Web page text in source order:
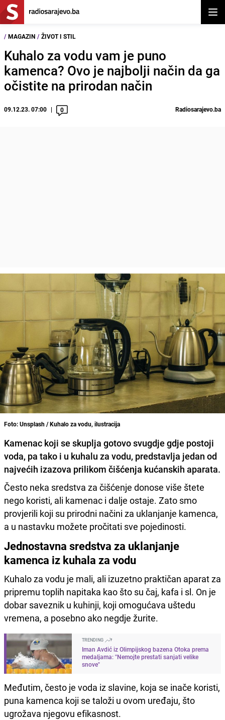
/ MAGAZIN / ŽIVOT I STIL
Kuhalo za vodu vam je puno
kamenca? Ovo je najbolji način da ga
očistite na prirodan način
09.12.23. 07:00 0 Radiosarajevo.ba
Foto: Unsplash / Kuhalo za vodu, ilustracija
Kamenac koji se skuplja gotovo svugdje gdje postoji
voda, pa tako i u kuhalu za vodu, predstavlja jedan od
najvećih izazova prilikom čišćenja kućanskih aparata.
Često neka sredstva za čišćenje donose više štete
nego koristi, ali kamenac i dalje ostaje. Zato smo
provjerili koji su prirodni načini za uklanjanje kamenca,
a u nastavku možete pročitati sve pojedinosti.
Jednostavna sredstva za uklanjanje
kamenca iz kuhala za vodu
Kuhalo za vodu je mali, ali izuzetno praktičan aparat za
pripremu toplih napitaka kao što su čaj, kafa i sl. On je
dobar saveznik u kuhinji, koji omogućava uštedu
vremena, a posebno ako negdje žurite.
TRENDING
Iman Avdić iz Olimpijskog bazena Otoka prema
medaljama: "Nemojte prestati sanjati velike
snove"
Međutim, često je voda iz slavine, koja se inače koristi,
puna kamenca koji se taloži u ovom uređaju, što
ugrožava njegovu efikasnost.